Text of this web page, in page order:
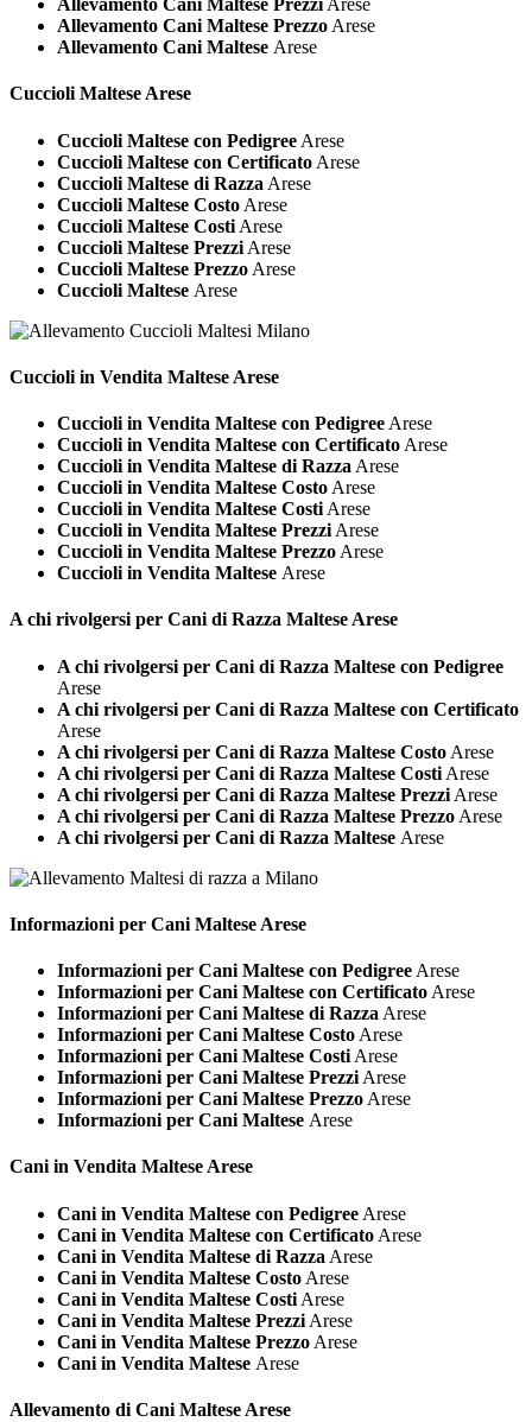
Allevamento Cani Maltese Prezzi Arese
Allevamento Cani Maltese Prezzo Arese
Allevamento Cani Maltese Arese
Cuccioli Maltese Arese
Cuccioli Maltese con Pedigree Arese
Cuccioli Maltese con Certificato Arese
Cuccioli Maltese di Razza Arese
Cuccioli Maltese Costo Arese
Cuccioli Maltese Costi Arese
Cuccioli Maltese Prezzi Arese
Cuccioli Maltese Prezzo Arese
Cuccioli Maltese Arese
Cuccioli in Vendita Maltese Arese
Cuccioli in Vendita Maltese con Pedigree Arese
Cuccioli in Vendita Maltese con Certificato Arese
Cuccioli in Vendita Maltese di Razza Arese
Cuccioli in Vendita Maltese Costo Arese
Cuccioli in Vendita Maltese Costi Arese
Cuccioli in Vendita Maltese Prezzi Arese
Cuccioli in Vendita Maltese Prezzo Arese
Cuccioli in Vendita Maltese Arese
A chi rivolgersi per Cani di Razza Maltese Arese
A chi rivolgersi per Cani di Razza Maltese con Pedigree
Arese
A chi rivolgersi per Cani di Razza Maltese con Certificato
Arese
A chi rivolgersi per Cani di Razza Maltese Costo Arese
A chi rivolgersi per Cani di Razza Maltese Costi Arese
A chi rivolgersi per Cani di Razza Maltese Prezzi Arese
A chi rivolgersi per Cani di Razza Maltese Prezzo Arese
A chi rivolgersi per Cani di Razza Maltese Arese
Informazioni per Cani Maltese Arese
Informazioni per Cani Maltese con Pedigree Arese
Informazioni per Cani Maltese con Certificato Arese
Informazioni per Cani Maltese di Razza Arese
Informazioni per Cani Maltese Costo Arese
Informazioni per Cani Maltese Costi Arese
Informazioni per Cani Maltese Prezzi Arese
Informazioni per Cani Maltese Prezzo Arese
Informazioni per Cani Maltese Arese
Cani in Vendita Maltese Arese
Cani in Vendita Maltese con Pedigree Arese
Cani in Vendita Maltese con Certificato Arese
Cani in Vendita Maltese di Razza Arese
Cani in Vendita Maltese Costo Arese
Cani in Vendita Maltese Costi Arese
Cani in Vendita Maltese Prezzi Arese
Cani in Vendita Maltese Prezzo Arese
Cani in Vendita Maltese Arese
Allevamento di Cani Maltese Arese